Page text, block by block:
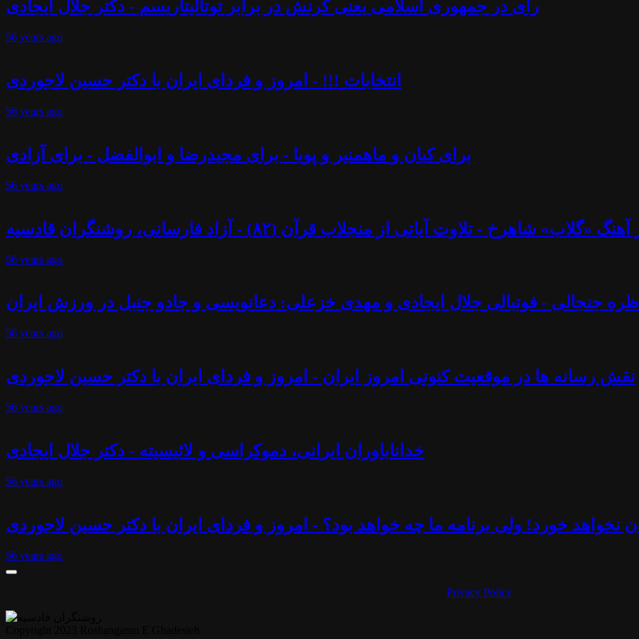
رأی در جمهوری اسلامی یعنی کُرنش در برابر توتالیتاریسم - دکتر جلال ایجادی
56 years ago
انتخابات !!! - امروز و فردای ایران با دکتر حسین لاجوردی
56 years ago
برای کیان و ماهمنیر و پویا - برای مجیدرضا و ابوالفضل - برای آزادی
56 years ago
«گلاب» شاهرخ - تلاوت آیاتی از منجلاب قرآن (۸۲) - آزاد فارسانی، روشنگران قادسیه
56 years ago
جنجالی - فوتبالی جلال ایجادی و مهدی خزعلی: دعانویسی و جادو جنبل در ورزش ایران
56 years ago
نقش رسانه ها در موقعیت کنونی امروز ایران - امروز و فردای ایران با دکتر حسین لاجوردی
56 years ago
خداناباوران ایرانی، دموکراسی و لائیسیته - دکتر جلال ایجادی
56 years ago
نخواهد خورد! ولی برنامه ما چه خواهد بود؟ - امروز و فردای ایران با دکتر حسین لاجوردی
56 years ago
Privacy Policy